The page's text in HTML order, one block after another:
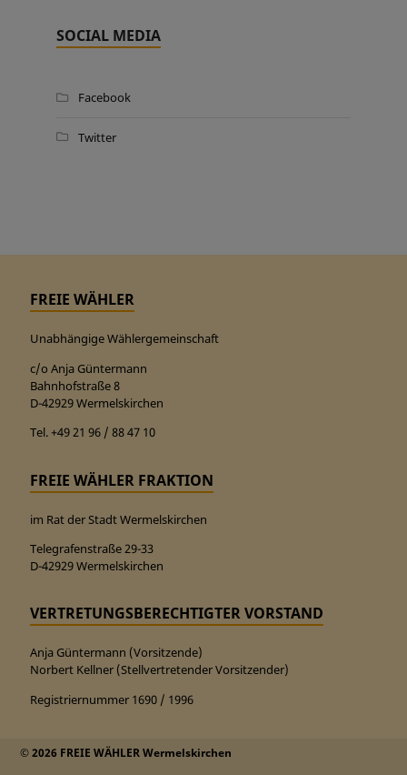
SOCIAL MEDIA
Facebook
Twitter
FREIE WÄHLER
Unabhängige Wählergemeinschaft
c/o Anja Güntermann
Bahnhofstraße 8
D-42929 Wermelskirchen
Tel. +49 21 96 / 88 47 10
FREIE WÄHLER FRAKTION
im Rat der Stadt Wermelskirchen
Telegrafenstraße 29-33
D-42929 Wermelskirchen
VERTRETUNGSBERECHTIGTER VORSTAND
Anja Güntermann (Vorsitzende)
Norbert Kellner (Stellvertretender Vorsitzender)
Registriernummer 1690 / 1996
© 2026 FREIE WÄHLER Wermelskirchen